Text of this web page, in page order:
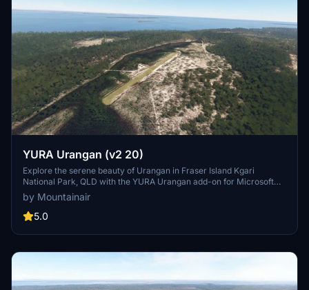
YURA Urangan (v2 20)
Explore the serene beauty of Urangan in Fraser Island Kgari
National Park, QLD with the YURA Urangan add-on for Microsoft
Flight Simulator. Enhance your simulation experience with this
detailed scenery complementing Orchid Beach. No dependencies
required, but make sure to have world updates 1-12 installed.
landscape.
by Mountainair
5.0